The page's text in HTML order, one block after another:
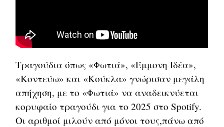
Τραγούδια όπως «Φωτιά», «Έμμονη Ιδέα»,
«Κοντεύω» και «Κούκλα» γνώρισαν μεγάλη
απήχηση, με το «Φωτιά» να αναδεικνύεται
κορυφαίο τραγούδι για το 2025 στο Spotify.
Οι αριθμοί μιλούν από μόνοι τους,πάνω από